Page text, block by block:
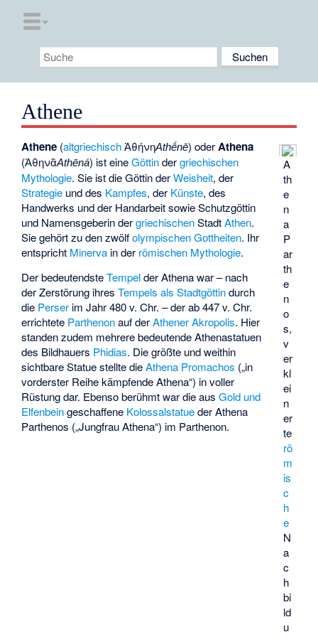
Athene
A
th
e
n
a
P
ar
th
e
n
o
s,
v
er
kl
ei
n
er
te
rö
m
is
c
h
e
N
a
c
h
bi
ld
u
Athene (altgriechisch ἈθήνηAthḗnē) oderAthena
(ἈθηνᾶAthēná) ist eineGöttindergriechischen
Mythologie. Sie ist die Göttin derWeisheit, der
Strategie und des Kampfes, der Künste, des
Handwerks und der Handarbeit sowie Schutzgöttin
und Namensgeberin dergriechischenStadtAthen.
Sie gehört zu den zwölfolympischen Gottheiten. Ihr
entspricht Minerva in der römischen Mythologie.
Der bedeutendsteTempelder Athena war – nach
der Zerstörung ihresTempels als Stadtgöttindurch
die Perser im Jahr 480 v. Chr. – der ab 447 v. Chr.
errichtete Parthenonauf derAthener Akropolis. Hier
standen zudem mehrere bedeutende Athenastatuen
des Bildhauers Phidias. Die größte und weithin
sichtbare Statue stellte dieAthena Promachos („in
vorderster Reihe kämpfende Athena“) in voller
Rüstung dar. Ebenso berühmt war die ausGold und
Elfenbeingeschaffene Kolossalstatueder Athena
Parthenos („Jungfrau Athena“) im Parthenon.